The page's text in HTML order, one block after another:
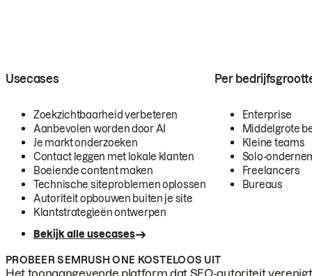
Usecases
Zoekzichtbaarheid verbeteren
Aanbevolen worden door AI
Je markt onderzoeken
Contact leggen met lokale klanten
Boeiende content maken
Technische siteproblemen oplossen
Autoriteit opbouwen buiten je site
Klantstrategieën ontwerpen
Bekijk alle usecases
Per
Enterprise
Middelgrote
Kleine teams
Solo-
Freelancers
Bureaus
PROBEER SEMRUSH ONE KOSTELOOS UIT
Het toonaangevende platform dat SEO-autoriteit